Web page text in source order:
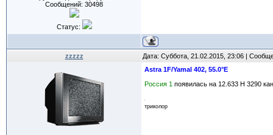
Сообщений: 30498
Статус:
zzzzz Дата: Суббота, 21.02.2015, 23:06 |
Astra 1F/Yamal 402, 55.0°E
Россия 1 появилась на 12.633 Н 3290
триколор